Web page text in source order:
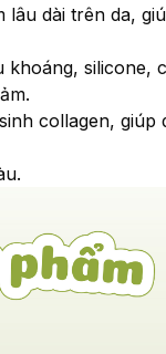
dài trên da,
silicone,
collagen, giúp